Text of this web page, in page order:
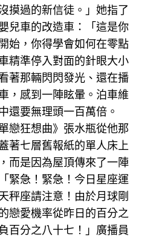
摸過的新信徒。」她指了
兒車的改造車：「這是你
始，你得學會如何在零點
精準停入對面的針眼大小
著那輛閃閃發光、還在播
，感到一陣眩暈。泊車維
還要無理頭一百萬倍。
戀狂想曲》張水瓶從他那
著七層舊報紙的單人床上
而是因為屋頂傳來了一陣
緊急！緊急！今日星座運
秤座請注意！由於月球剛
戀愛機率從昨日的百分之
百分之八十七！」廣播員